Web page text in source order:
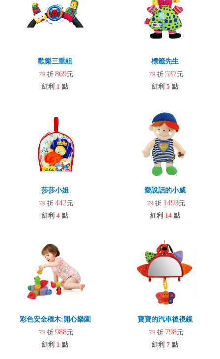
歡樂三重組
79 折 869元
紅利 1 點
標籤先生
79 折 537元
紅利 5 點
莎莎小姐
79 折 442元
紅利 4 點
愛說話的小威
79 折 1493元
紅利 14 點
彩色安全積木:開心樂園
79 折 988元
紅利 1 點
寶寶的汽車後視鏡
79 折 798元
紅利 7 點